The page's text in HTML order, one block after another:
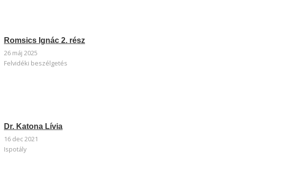
Romsics Ignác 2. rész
26 máj 2025
Felvidéki beszélgetés
Dr. Katona Lívia
16 dec 2021
Ispotály